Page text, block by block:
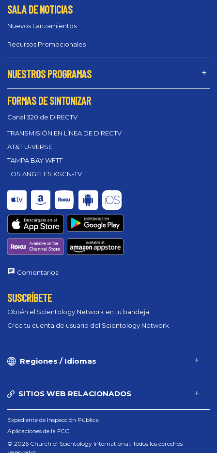
SALA DE NOTICIAS
Nuevos Lanzamientos
Recursos Promocionales
NUESTROS PROGRAMAS
FORMAS DE SINTONIZAR
Canal 320 de DIRECTV
TRANSMISIÓN EN LÍNEA DE DIRECTV
AT&T U-VERSE
TAMPA BAY WFTT
LOS ANGELES KSCN-TV
Comentarios
SUSCRÍBETE
Obtén el Scientology Network en tu bandeja
Crea tu cuenta de usuario del Scientology Network
Regiones / Idiomas
SITIOS WEB RELACIONADOS
Expediente de Inspección Pública
Aplicaciones de la FCC
© 2026 Church of Scientology International. Todos los derechos